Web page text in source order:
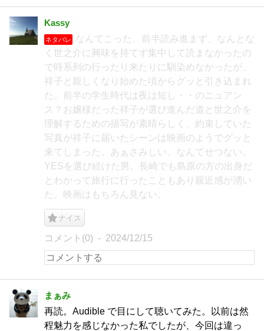
Kassy
ネタバレ
なんてこった、前半読み進まず、なんとな
く世之介に興味を持てず集中して読まなかったの
で時系列の行ったり来たりに馴染めなかったが、
祥子と親しくなり始めた頃からグッと引き込まれ
た。前半の学生時代は夜は短し・・のニュアン
ス？お嬢様だった祥子が選び進んだ道と世之介を
理解するための描写が素晴らしく、約束していた
写真が祥子に届いたシーンは映画のようでグッと
来てしまった。あぁさみしい、なんてせつない。
YESを選び続けた男。長崎でも島原の方の出身だ
とわかって旅行に行ったこともあり親近感が湧い
た。映画はもちろん見ない。
ナイス
コメント(0) 2024/12/15
まぁみ
再読。Audible で目にして聴いてみた。以前は然
程魅力を感じなかった私でしたが、今回は違っ